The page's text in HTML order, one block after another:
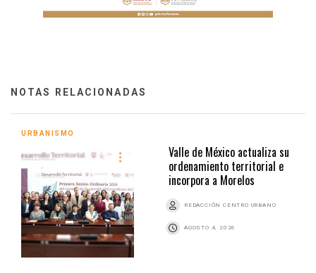
NOTAS RELACIONADAS
URBANISMO
Valle de México actualiza su
ordenamiento territorial e
incorpora a Morelos
REDACCIÓN CENTRO URBANO
AGOSTO 4, 2026